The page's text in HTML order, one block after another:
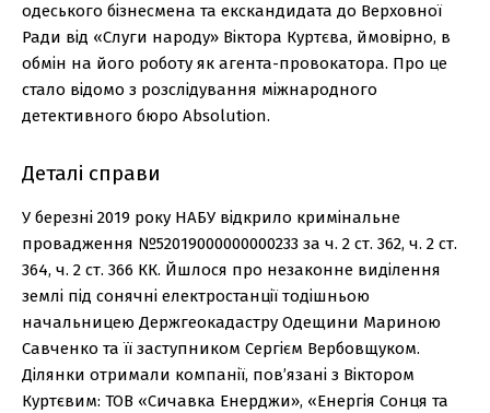
одеського бізнесмена та екскандидата до Верховної
Ради від «Слуги народу» Віктора Куртєва, ймовірно, в
обмін на його роботу як агента-провокатора. Про це
стало відомо з розслідування міжнародного
детективного бюро Absolution.
Деталі справи
У березні 2019 року НАБУ відкрило кримінальне
провадження №52019000000000233 за ч. 2 ст. 362, ч. 2 ст.
364, ч. 2 ст. 366 КК. Йшлося про незаконне виділення
землі під сонячні електростанції тодішньою
начальницею Держгеокадастру Одещини Мариною
Савченко та її заступником Сергієм Вербовщуком.
Ділянки отримали компанії, пов’язані з Віктором
Куртєвим: ТОВ «Сичавка Енерджи», «Енергія Сонця та